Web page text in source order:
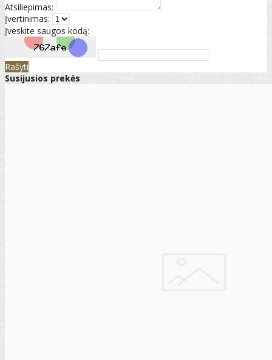
Atsiliepimas:
Įvertinimas:
Įveskite saugos kodą:
Rašyti
Susijusios prekės